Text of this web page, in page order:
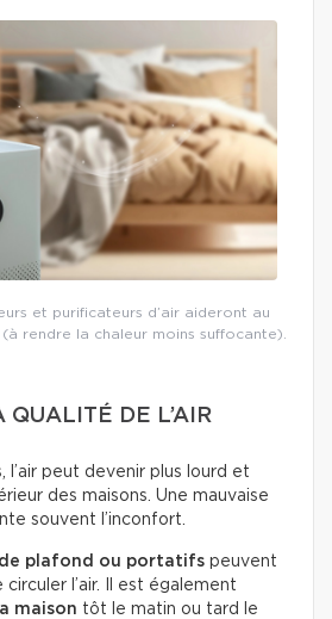
et purificateurs d’air aideront au
rendre la chaleur moins suffocante).
QUALITÉ DE L’AIR
l’air peut devenir plus lourd et
des maisons. Une mauvaise
souvent l’inconfort.
plafond ou portatifs peuvent
l’air. Il est également
maison tôt le matin ou tard le